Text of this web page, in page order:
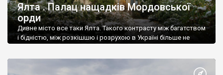
Ялта . Палац нащадків Мордовської
орди
Дивне місто все таки Ялта. Такого контрасту між багатством
і бідністю, між розкішшю і розрухою в Україні більше не